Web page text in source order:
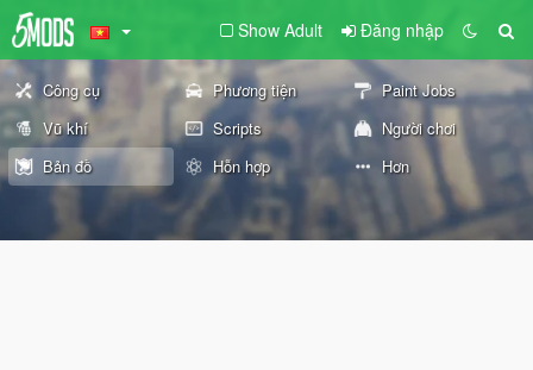
Show Adult Đăng nhập
Công cụ Phương tiện
Paint Jobs
Vũ khí
Scripts
Người chơi
Bản đồ
Hỗn hợp Hơn